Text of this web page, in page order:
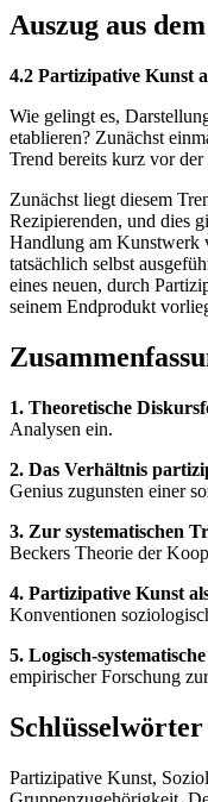
Auszug aus
4.2 Partizipative Kunst
Wie gelingt es,
etablieren? Zunächst
Trend bereits kurz vor
Zunächst liegt diesem
Rezipierenden, und dies
Handlung am Kunstwerk
tatsächlich selbst
eines neuen, durch
seinem Endprodukt
1. Theoretische
Analysen ein.
2. Das Verhältnis
Genius zugunsten einer
3. Zur systematischen
Beckers Theorie der
4. Partizipative Kunst
Konventionen
5. Logisch-
empirischer Forschung
Schlüsselwörter
Partizipative Kunst,